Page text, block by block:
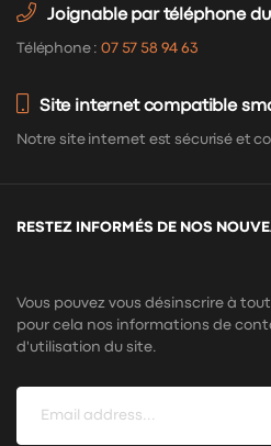
Joignable par téléphone
Téléphone :07 57 58 94 63
Site internet compatible
Notre site internet est sécurisé et
RESTEZ INFORMÉS DE NOS
Vous pouvez vous désinscrire à
pour cela nos informations de
d'utilisation du site.